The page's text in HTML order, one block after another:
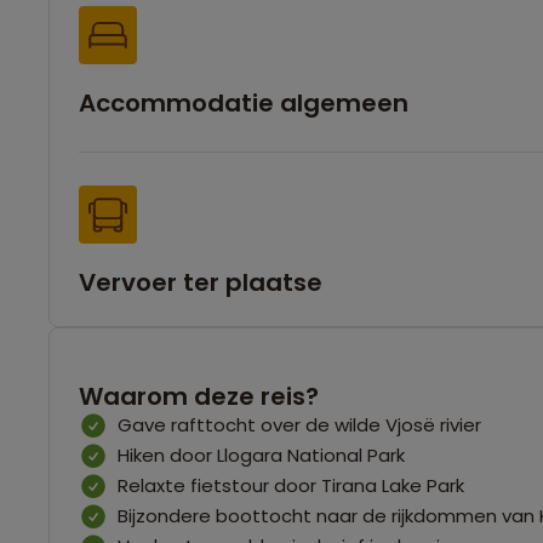
Accommodatie algemeen
Vervoer ter plaatse
Waarom deze reis?
Gave rafttocht over de wilde Vjosë rivier
Hiken door Llogara National Park
Relaxte fietstour door Tirana Lake Park
Bijzondere boottocht naar de rijkdommen van